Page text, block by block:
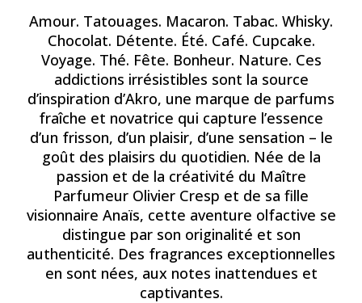
Amour. Tatouages. Macaron. Tabac. Whisky.
Chocolat. Détente. Été. Café. Cupcake.
Voyage. Thé. Fête. Bonheur. Nature. Ces
addictions irrésistibles sont la source
d’inspiration d’Akro, une marque de parfums
fraîche et novatrice qui capture l’essence
d’un frisson, d’un plaisir, d’une sensation – le
goût des plaisirs du quotidien. Née de la
passion et de la créativité du Maître
Parfumeur Olivier Cresp et de sa fille
visionnaire Anaïs, cette aventure olfactive se
distingue par son originalité et son
authenticité. Des fragrances exceptionnelles
en sont nées, aux notes inattendues et
captivantes.